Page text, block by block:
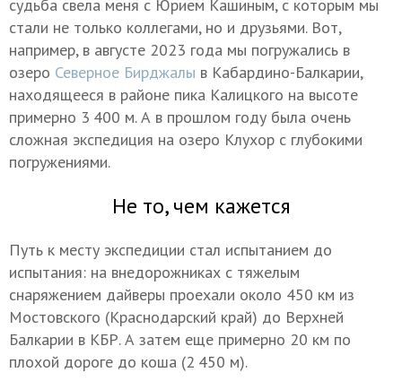
судьба свела меня с Юрием Кашиным, с которым мы
стали не только коллегами, но и друзьями. Вот,
например, в августе 2023 года мы погружались в
озеро Северное Бирджалы в Кабардино-Балкарии,
находящееся в районе пика Калицкого на высоте
примерно 3 400 м. А в прошлом году была очень
сложная экспедиция на озеро Клухор с глубокими
погружениями.
Не то, чем кажется
Путь к месту экспедиции стал испытанием до
испытания: на внедорожниках с тяжелым
снаряжением дайверы проехали около 450 км из
Мостовского (Краснодарский край) до Верхней
Балкарии в КБР. А затем еще примерно 20 км по
плохой дороге до коша (2 450 м).